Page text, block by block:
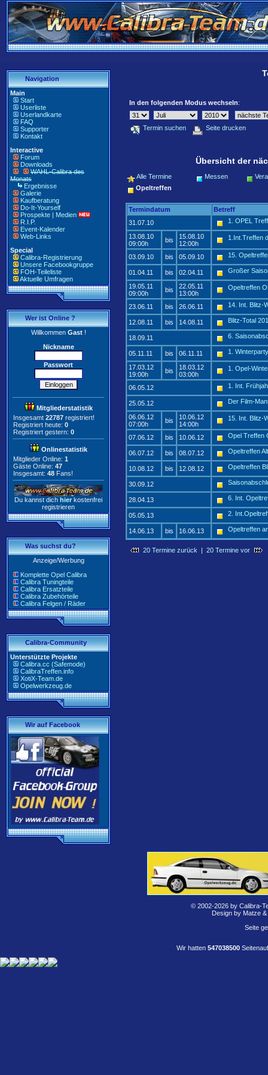
Navigation
Main
Start
Userliste
Userlandkarte
FAQ
Supporter
Kontakt
Interactive
Forum
Downloads
WAHL-Calibra des
Monats
Ergebnisse
Galerie
Kaufberatung
Do-It-Yourself
Prospekte | Medien
R.I.P.
Event-Kalender
Web-Links
Special
Calibra-Registrierung
Unsere Facebookgruppe
FOH-Teileliste
Aktuelle Umfragen
Wer ist Online ?
WillkommenGast!
Nickname
Passwort
Mitgliederstatistik
Insgesamt 22787 registriert!
Registriert heute: 0
Registriert gestern: 0
Onlinestatistik
Mitglieder Online: 1
Gäste Online: 47
Insgesamt: 48 Fans!
Du kannst dich hier kostenfrei
registrieren
Was suchst du?
Anzeige/Werbung
Komplette Opel Calibra
Calibra Tuningteile
Calibra Ersatzteile
Calibra Zubehörteile
Calibra Felgen / Räder
Calibra-Community
Unterstützte Projekte
Calibra.cc (Safemode)
CalibraTreffen.info
XotiX-Team.de
Opelwerkzeug.de
Wir auf Facebook
In den folgenden Modus wechseln:
Termin suchen Seite drucken
Übersicht der
Alle Termine Messen
Opeltreffen
Termindatum
Betreff
31.07.10
1. OPEL
13.08.10
09:00h
bis
15.08.10
12:00h
1.Int.Treffen
03.09.10 bis 05.09.10 15.
01.04.11 bis 02.04.11 Großer
19.05.11
09:00h
bis
22.05.11
13:00h
Opeltreffen
23.06.11 bis 26.06.11 14. Int. Blitz-
12.08.11 bis 14.08.11 Blitz-Total
18.09.11 6.
05.11.11 bis 06.11.11 1.
17.03.12
19:00h
bis
18.03.12
03:00h
1. Opel-
06.05.12 1. Int.
25.05.12 Der Film-
06.06.12
07:00h
bis
10.06.12
14:00h
15. Int. Blitz-
07.06.12 bis 10.06.12 Opel Treffen
06.07.12 bis 08.07.12 Opeltreffen
10.08.12 bis 12.08.12 Opeltreffen
30.09.12
28.04.13 6. Int.
05.05.13 2.
14.06.13 bis 16.06.13 Opeltreffen
20 Termine zurück | 20 Termine vor
© 2002-2026 by Calibra-
Design by Matze
Seite
Wir hatten 547038500